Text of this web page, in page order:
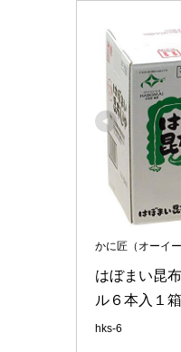
かに匠（オーイ
はぼまい昆
ル６本入１
hks-6